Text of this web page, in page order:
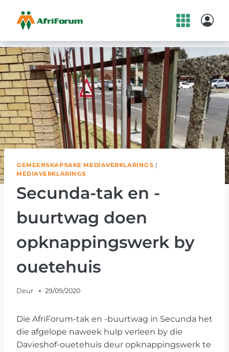
to
content
GEMEENSKAPSAKE MEDIAVERKLARINGS |
MEDIAVERKLARINGS
Secunda-tak en -
buurtwag doen
opknappingswerk by
ouetehuis
Deur 29/09/2020
Die AfriForum-tak en -buurtwag in Secunda het
die afgelope naweek hulp verleen by die
Davieshof-ouetehuis deur opknappingswerk te